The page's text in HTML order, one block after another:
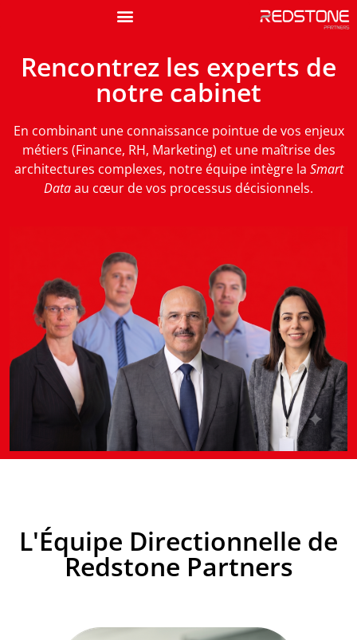
Rencontrez les experts de
notre cabinet
En combinant une connaissance pointue de vos enjeux
métiers (Finance, RH, Marketing) et une maîtrise des
architectures complexes, notre équipe intègre la Smart
Dataau cœur de vos processus décisionnels.
L'Équipe Directionnelle de
Redstone Partners